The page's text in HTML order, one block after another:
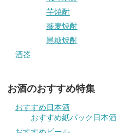
芋焼酎
蕎麦焼酎
黒糖焼酎
酒器
お酒のおすすめ特集
おすすめ日本酒
おすすめ紙パック日本酒